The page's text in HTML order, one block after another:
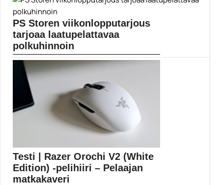
Rebellion on laajentanut toimintaansa ostamalla
TickTock Gamesin. Strange...
Judge Dredd Mega-City One
PS Storen viikonlopputarjous
tarjoaa laatupelattavaa
polkuhinnoin
PS Storen viikonlopputarjouksissa tarjoillaan herkkua
erityisesti hiippailupelien ja...
Testi | Razer Orochi V2 (White
Edition) -pelihiiri – Pelaajan
matkakaveri